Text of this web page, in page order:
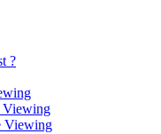
?
Viewing
Viewing